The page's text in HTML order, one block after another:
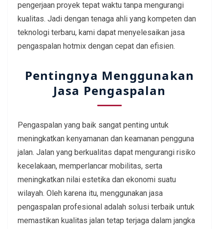
pengerjaan proyek tepat waktu tanpa mengurangi
kualitas. Jadi dengan tenaga ahli yang kompeten dan
teknologi terbaru, kami dapat menyelesaikan jasa
pengaspalan hotmix dengan cepat dan efisien.
Pentingnya Menggunakan
Jasa Pengaspalan
Pengaspalan yang baik sangat penting untuk
meningkatkan kenyamanan dan keamanan pengguna
jalan. Jalan yang berkualitas dapat mengurangi risiko
kecelakaan, memperlancar mobilitas, serta
meningkatkan nilai estetika dan ekonomi suatu
wilayah. Oleh karena itu, menggunakan jasa
pengaspalan profesional adalah solusi terbaik untuk
memastikan kualitas jalan tetap terjaga dalam jangka